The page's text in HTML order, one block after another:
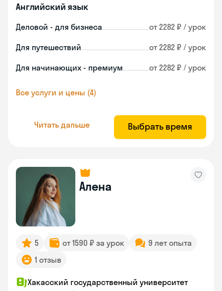
Английский язык
Деловой - для бизнеса от 2282 ₽ / урок
Для путешествий от 2282 ₽ / урок
Для начинающих - премиум от 2282 ₽ / урок
Все услуги и цены (4)
Читать дальше Выбрать время
Алена
5 от 1590 ₽ за урок
9 лет опыта
1 отзыв
Хакасский государственный университет